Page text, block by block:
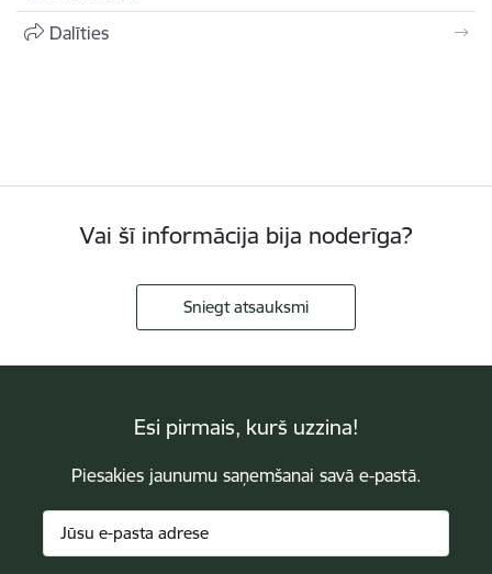
Dalīties
Vai šī informācija bija noderīga?
Sniegt atsauksmi
Esi pirmais, kurš uzzina!
Piesakies jaunumu saņemšanai savā e-pastā.